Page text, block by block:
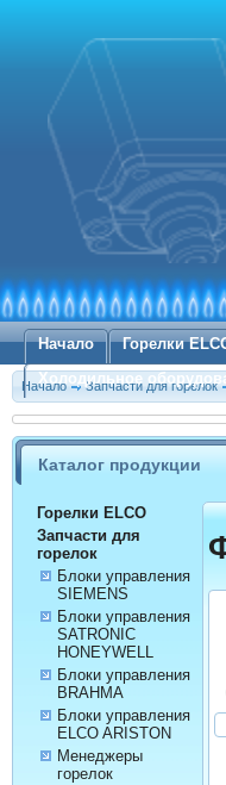
Начало Горелки
Холодильное
Начало Запчасти для горелок
Каталог продукции
Горелки ELCO
Запчасти для
горелок
Блоки управления
SIEMENS
Блоки управления
SATRONIC
HONEYWELL
Блоки управления
BRAHMA
Блоки управления
ELCO ARISTON
Менеджеры
горелок